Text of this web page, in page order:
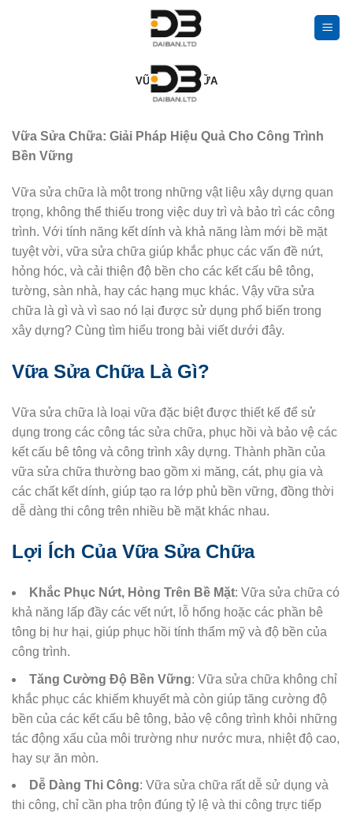
VỮA SỬA CHỮA
Vữa Sửa Chữa: Giải Pháp Hiệu Quả Cho Công Trình
Bền Vững
Vữa sửa chữa là một trong những vật liệu xây dựng quan
trọng, không thể thiếu trong việc duy trì và bảo trì các công
trình. Với tính năng kết dính và khả năng làm mới bề mặt
tuyệt vời, vữa sửa chữa giúp khắc phục các vấn đề nứt,
hỏng hóc, và cải thiện độ bền cho các kết cấu bê tông,
tường, sàn nhà, hay các hạng mục khác. Vậy vữa sửa
chữa là gì và vì sao nó lại được sử dụng phổ biến trong
xây dựng? Cùng tìm hiểu trong bài viết dưới đây.
Vữa Sửa Chữa Là Gì?
Vữa sửa chữa là loại vữa đặc biệt được thiết kế để sử
dụng trong các công tác sửa chữa, phục hồi và bảo vệ các
kết cấu bê tông và công trình xây dựng. Thành phần của
vữa sửa chữa thường bao gồm xi măng, cát, phụ gia và
các chất kết dính, giúp tạo ra lớp phủ bền vững, đồng thời
dễ dàng thi công trên nhiều bề mặt khác nhau.
Lợi Ích Của Vữa Sửa Chữa
Khắc Phục Nứt, Hỏng Trên Bề Mặt: Vữa sửa chữa có
khả năng lấp đầy các vết nứt, lỗ hổng hoặc các phần bê
tông bị hư hại, giúp phục hồi tính thẩm mỹ và độ bền của
công trình.
Tăng Cường Độ Bền Vững: Vữa sửa chữa không chỉ
khắc phục các khiếm khuyết mà còn giúp tăng cường độ
bền của các kết cấu bê tông, bảo vệ công trình khỏi những
tác động xấu của môi trường như nước mưa, nhiệt độ cao,
hay sự ăn mòn.
Dễ Dàng Thi Công: Vữa sửa chữa rất dễ sử dụng và
thi công, chỉ cần pha trộn đúng tỷ lệ và thi công trực tiếp